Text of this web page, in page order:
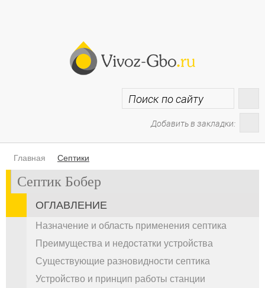
Добавить в закладки:
Главная Септики
Септик Бобер
ОГЛАВЛЕНИЕ
Назначение и область применения септика
Преимущества и недостатки устройства
Существующие разновидности септика
Устройство и принцип работы станции